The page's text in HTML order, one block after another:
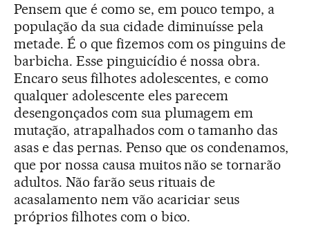
Pensem que é como se, em pouco tempo, a
população da sua cidade diminuísse pela
metade. É o que fizemos com os pinguins de
barbicha. Esse pinguicídio é nossa obra.
Encaro seus filhotes adolescentes, e como
qualquer adolescente eles parecem
desengonçados com sua plumagem em
mutação, atrapalhados com o tamanho das
asas e das pernas. Penso que os condenamos,
que por nossa causa muitos não se tornarão
adultos. Não farão seus rituais de
acasalamento nem vão acariciar seus
próprios filhotes com o bico.